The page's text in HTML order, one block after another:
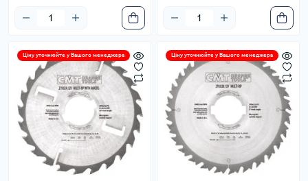
Ціну уточнюйте у Вашого менеджера Ціну уточнюйте у Вашого менеджера